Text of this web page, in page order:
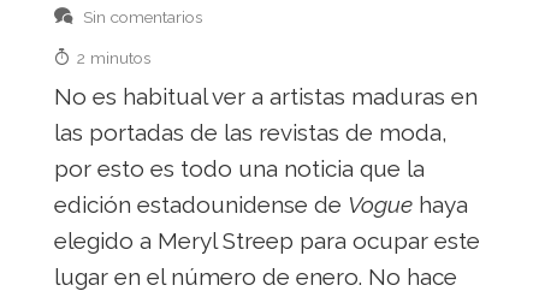
Sin comentarios
2 minutos
No es habitual ver a artistas maduras en
las portadas de las revistas de moda,
por esto es todo una noticia que la
edición estadounidense de Vogue haya
elegido a Meryl Streep para ocupar este
lugar en el número de enero. No hace